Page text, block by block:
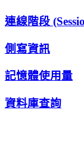
連線階段
側寫資訊
記憶體使用量
資料庫查詢